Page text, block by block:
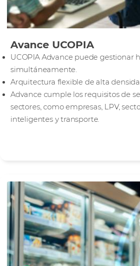
Avance UCOPIA
UCOPIA Advance puede gestionar
simultáneamente.
Arquitectura flexible de alta
Advance cumple los requisitos de
sectores, como empresas, LPV,
inteligentes y transporte.